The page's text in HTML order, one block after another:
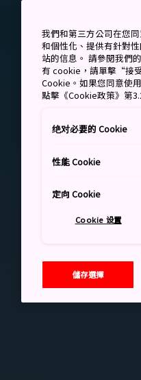
我們和第三方公司在您
和個性化、提供有針對
站的信息。 請參閱我
有 cookie，請單擊“接
Cookie。如果您同意使
點擊《Cookie政策》第
绝对必要的 Cookie
性能 Cookie
定向 Cookie
Cookie 设置
儲存選擇